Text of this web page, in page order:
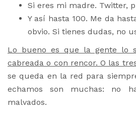
Si eres mi madre. Twitter,
Y así hasta 100. Me da
obvio. Si tienes dudas, no
Lo bueno es que la gente lo
cabreada o con rencor. O las
se queda en la red para
echamos son muchas: no
malvados.